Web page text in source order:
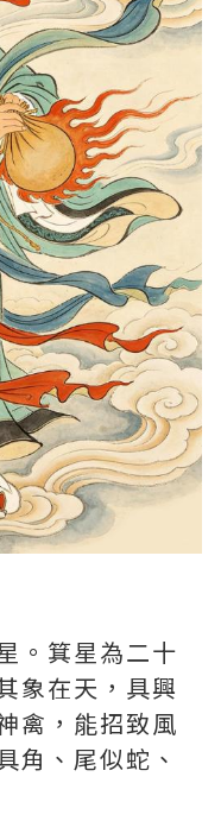
。箕星為二十
象在天，具興
禽，能招致風
角、尾似蛇、